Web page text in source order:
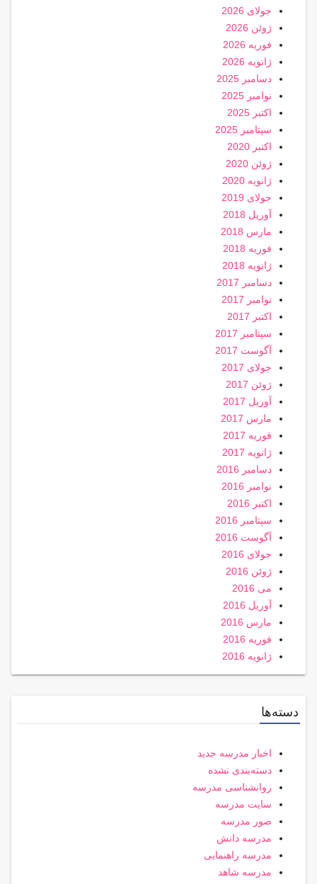
جولای 2026
ژوئن 2026
فوریه 2026
ژانویه 2026
دسامبر 2025
نوامبر 2025
اکتبر 2025
سپتامبر 2025
اکتبر 2020
ژوئن 2020
ژانویه 2020
جولای 2019
آوریل 2018
مارس 2018
فوریه 2018
ژانویه 2018
دسامبر 2017
نوامبر 2017
اکتبر 2017
سپتامبر 2017
آگوست 2017
جولای 2017
ژوئن 2017
آوریل 2017
مارس 2017
فوریه 2017
ژانویه 2017
دسامبر 2016
نوامبر 2016
اکتبر 2016
سپتامبر 2016
آگوست 2016
جولای 2016
ژوئن 2016
می 2016
آوریل 2016
مارس 2016
فوریه 2016
ژانویه 2016
دسته‌ها
اخبار مدرسه جدید
دسته‌بندی نشده
روانشناسی مدرسه
سایت مدرسه
صور مدرسه
مدرسه دانش
مدرسه راهنمایی
مدرسه شاهد